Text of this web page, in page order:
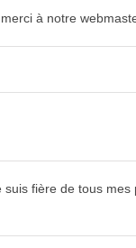
à notre
fière de tous